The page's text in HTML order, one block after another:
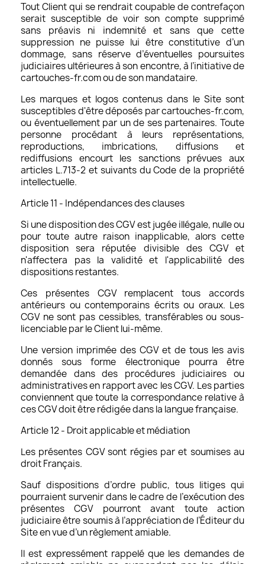
Tout Client qui se rendrait coupable de contrefaçon
serait susceptible de voir son compte supprimé
sans préavis ni indemnité et sans que cette
suppression ne puisse lui être constitutive d’un
dommage, sans réserve d’éventuelles poursuites
judiciaires ultérieures à son encontre, à l’initiative de
cartouches-fr.com ou de son mandataire.
Les marques et logos contenus dans le Site sont
susceptibles d'être déposés par cartouches-fr.com,
ou éventuellement par un de ses partenaires. Toute
personne procédant à leurs représentations,
reproductions, imbrications, diffusions et
rediffusions encourt les sanctions prévues aux
articles L.713-2 et suivants du Code de la propriété
intellectuelle.
Article 11 - Indépendances des clauses
Si une disposition des CGV est jugée illégale, nulle ou
pour toute autre raison inapplicable, alors cette
disposition sera réputée divisible des CGV et
n'affectera pas la validité et l'applicabilité des
dispositions restantes.
Ces présentes CGV remplacent tous accords
antérieurs ou contemporains écrits ou oraux. Les
CGV ne sont pas cessibles, transférables ou sous-
licenciable par le Client lui-même.
Une version imprimée des CGV et de tous les avis
donnés sous forme électronique pourra être
demandée dans des procédures judiciaires ou
administratives en rapport avec les CGV. Les parties
conviennent que toute la correspondance relative à
ces CGV doit être rédigée dans la langue française.
Article 12 - Droit applicable et médiation
Les présentes CGV sont régies par et soumises au
droit Français.
Sauf dispositions d’ordre public, tous litiges qui
pourraient survenir dans le cadre de l’exécution des
présentes CGV pourront avant toute action
judiciaire être soumis à l’appréciation de l’Éditeur du
Site en vue d’un règlement amiable.
Il est expressément rappelé que les demandes de